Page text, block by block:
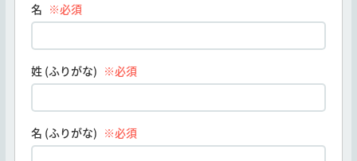
名 ※必須
姓 (ふりがな) ※必須
名 (ふりがな) ※必須